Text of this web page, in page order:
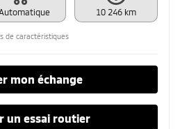
10 246 km
de caractéristiques
mon échange
un essai routier